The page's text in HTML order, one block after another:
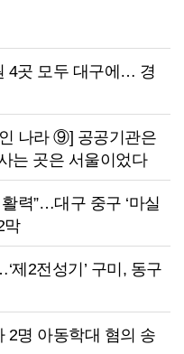
4곳 모두 대구에… 경
나라 ⑨] 공공기관은
는 곳은 서울이었다
력”…대구 중구 ‘마실
막
제2전성기’ 구미, 동구
2명 아동학대 혐의 송